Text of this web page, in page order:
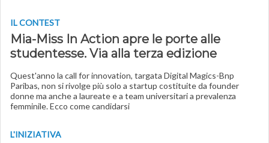
IL CONTEST
Mia-Miss In Action apre le porte alle
studentesse. Via alla terza edizione
Quest'anno la call for innovation, targata Digital Magics-Bnp
Paribas, non si rivolge più solo a startup costituite da founder
donne ma anche a laureate e a team universitari a prevalenza
femminile. Ecco come candidarsi
L'INIZIATIVA